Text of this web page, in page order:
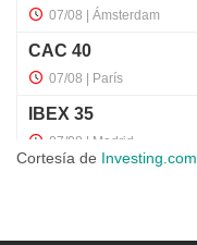
Cortesía de Investing.com